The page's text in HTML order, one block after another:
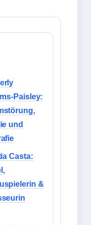
Paisley:
und
Casta:
&